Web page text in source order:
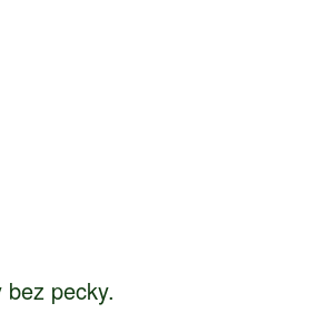
pecky.